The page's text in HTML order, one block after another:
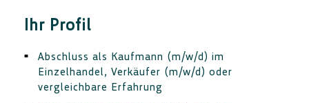
Ihr Profil
Abschluss als Kaufmann (m/w/d) im
Einzelhandel, Verkäufer (m/w/d) oder
vergleichbare Erfahrung